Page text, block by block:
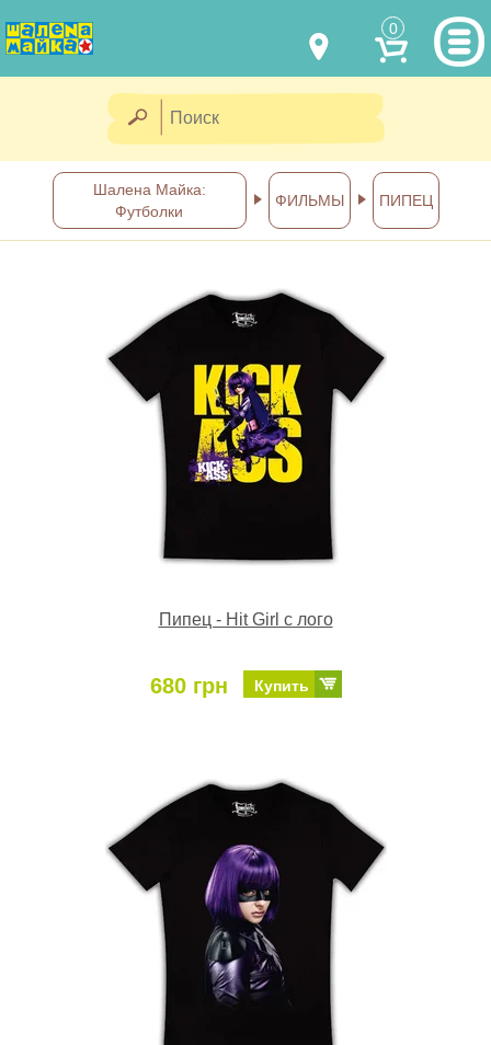
0
(067) 011 0404
shalena@mayka.dp.ua
Посмотреть на карте
Отправка по Украине каждый
день
НАШИ РАБОТЫ
КАК КУПИТЬ
КАК НАС НАЙТИ
ПОЛНАЯ ВЕРСИЯ САЙТА
Шалена Майка:
Футболки
ФИЛЬМЫ ПИПЕЦ
Пипец - Hit Girl с лого
680 грн Купить